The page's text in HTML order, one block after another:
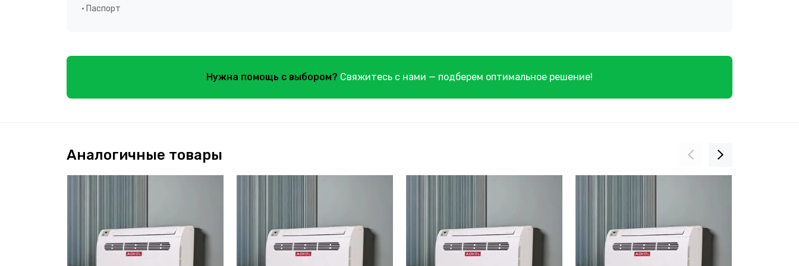
• Паспорт
Нужна помощь с выбором? Свяжитесь с нами — подберем оптимальное решение!
Аналогичные товары